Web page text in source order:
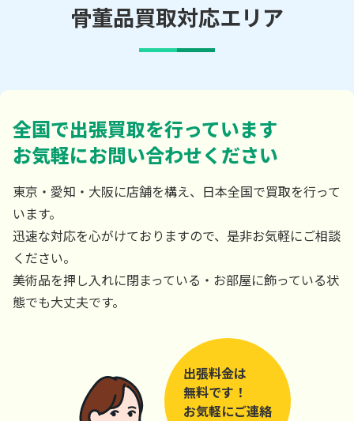
骨董品買取対応エリア
全国で出張買取を行っています
お気軽にお問い合わせください
東京・愛知・大阪に店舗を構え、日本全国で買取を行って
います。
迅速な対応を心がけておりますので、是非お気軽にご相談
ください。
美術品を押し入れに閉まっている・お部屋に飾っている状
態でも大丈夫です。
出張料金は
無料です！
お気軽にご連絡